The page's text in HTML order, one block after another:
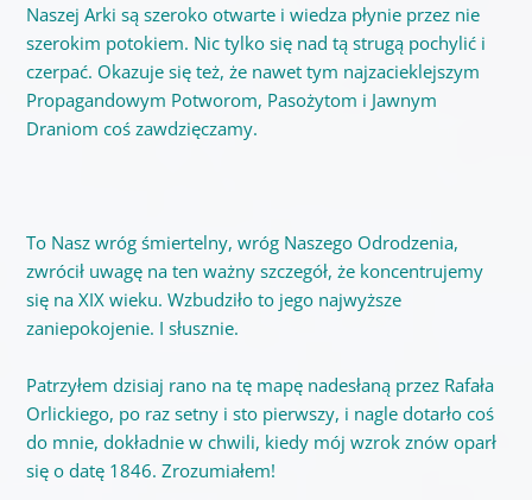
Naszej Arki są szeroko otwarte i wiedza płynie przez nie
szerokim potokiem. Nic tylko się nad tą strugą pochylić i
czerpać. Okazuje się też, że nawet tym najzacieklejszym
Propagandowym Potworom, Pasożytom i Jawnym
Draniom coś zawdzięczamy.
To Nasz wróg śmiertelny, wróg Naszego Odrodzenia,
zwrócił uwagę na ten ważny szczegół, że koncentrujemy
się na XIX wieku. Wzbudziło to jego najwyższe
zaniepokojenie. I słusznie.
Patrzyłem dzisiaj rano na tę mapę nadesłaną przez Rafała
Orlickiego, po raz setny i sto pierwszy, i nagle dotarło coś
do mnie, dokładnie w chwili, kiedy mój wzrok znów oparł
się o datę 1846. Zrozumiałem!